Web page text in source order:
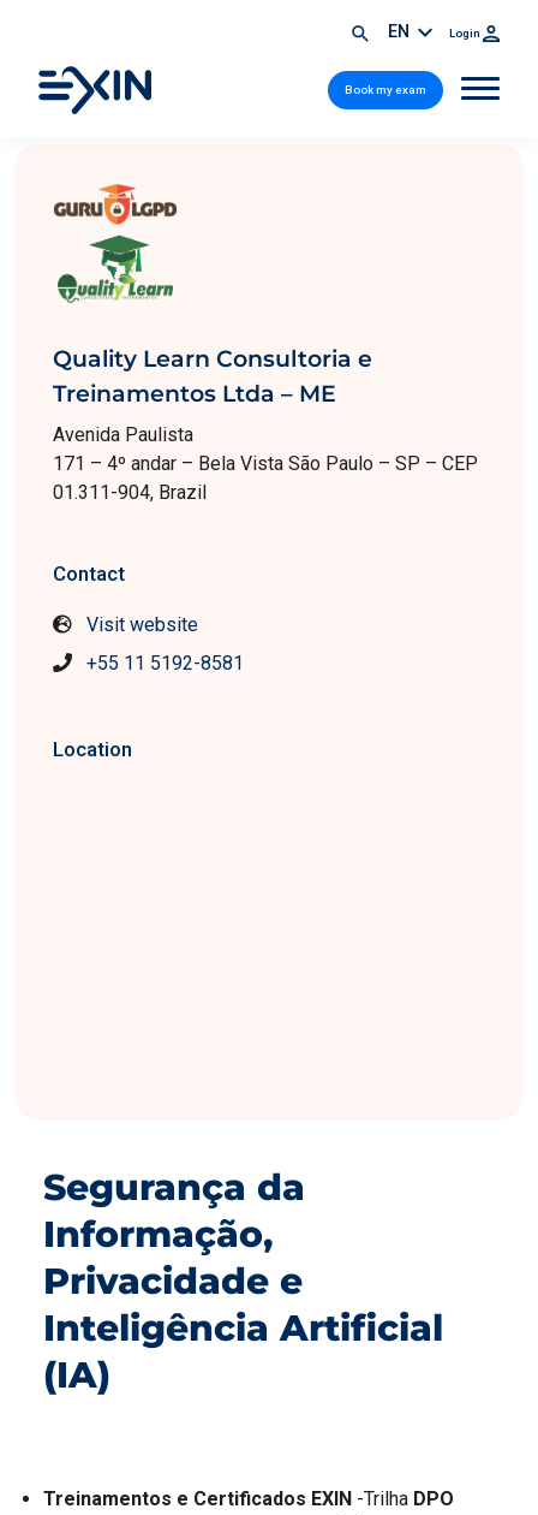
EN Login
Book my exam
Quality Learn Consultoria e
Treinamentos Ltda – ME
Avenida Paulista
171 – 4º andar – Bela Vista São Paulo – SP – CEP
01.311-904, Brazil
Contact
Visit website
+55 11 5192-8581
Location
Segurança da
Informação,
Privacidade e
Inteligência Artificial
(IA)
Treinamentos e Certificados EXIN -Trilha DPO